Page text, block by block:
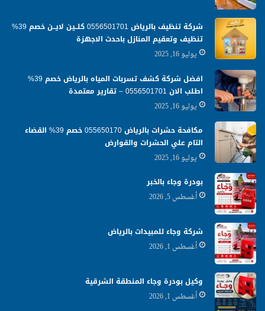
شركة تنظيف بالرياض 0556501701 كلــين لايــن خصم 39%
تنظيف وتعقيم المنازل باحدث الاجهزة
يوليو 16, 2025
افضل شركة كشف تسربات المياه بالرياض خصم 39%
اطلب الان 0556501701‬‏ – تقارير معتمدة
يوليو 16, 2025
مكافحة حشرات بالرياض 055650170 خصم 39% القضاء
التام علي الحشرات والقوارض
يوليو 16, 2025
بودرة وجاء بالخبر
أغسطس 5, 2026
شركة وجاء للمبيدات بالرياض
أغسطس 1, 2026
وكيل بودرة وجاء المنطقة الشرقية
أغسطس 1, 2026